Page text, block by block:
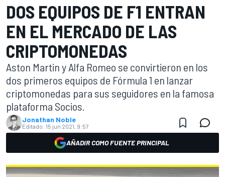
DOS EQUIPOS DE F1 ENTRAN
EN EL MERCADO DE LAS
CRIPTOMONEDAS
Aston Martin y Alfa Romeo se convirtieron en los
dos primeros equipos de Fórmula 1 en lanzar
criptomonedas para sus seguidores en la famosa
plataforma Socios.
Jonathan Noble
Editado: 15 jun 2021, 9:57
AÑADIR COMO FUENTE PRINCIPAL